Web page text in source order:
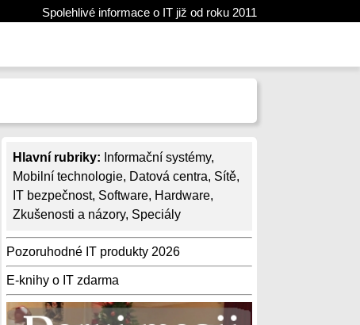
Spolehlivé informace o IT již od roku 2011
Hlavní rubriky: Informační systémy,
Mobilní technologie, Datová centra, Sítě,
IT bezpečnost, Software, Hardware,
Zkušenosti a názory, Speciály
Pozoruhodné IT produkty 2026
E-knihy o IT zdarma